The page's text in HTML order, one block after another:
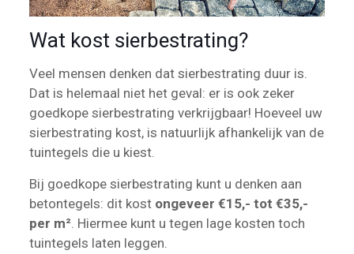
Wat kost sierbestrating?
Veel mensen denken dat sierbestrating duur is.
Dat is helemaal niet het geval: er is ook zeker
goedkope sierbestrating verkrijgbaar! Hoeveel uw
sierbestrating kost, is natuurlijk afhankelijk van de
tuintegels die u kiest.
Bij goedkope sierbestrating kunt u denken aan
betontegels: dit kost ongeveer €15,- tot €35,-
per m². Hiermee kunt u tegen lage kosten toch
tuintegels laten leggen.